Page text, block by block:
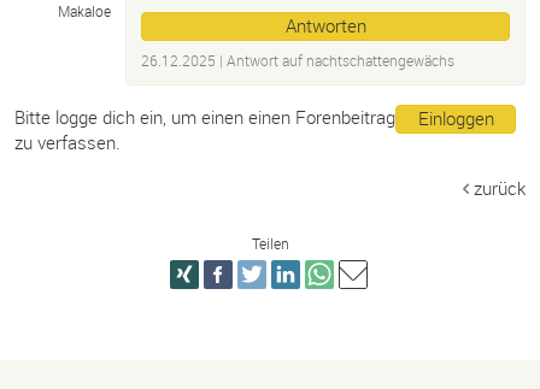
Makaloe
Antworten
26.12.2025 | Antwort auf nachtschattengewächs
Einloggen
Bitte logge dich ein, um einen einen Forenbeitrag
zu verfassen.
zurück
Teilen